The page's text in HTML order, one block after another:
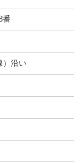
番
）沿い